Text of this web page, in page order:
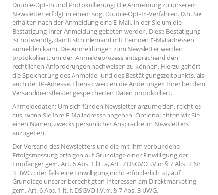
Double-Opt-In und Protokollierung: Die Anmeldung zu unserem
Newsletter erfolgt in einem sog. Double-Opt-In-Verfahren. D.h. Sie
erhalten nach der Anmeldung eine E-Mail, in der Sie um die
Bestätigung Ihrer Anmeldung gebeten werden. Diese Bestätigung
ist notwendig, damit sich niemand mit fremden E-Mailadressen
anmelden kann. Die Anmeldungen zum Newsletter werden
protokolliert, um den Anmeldeprozess entsprechend den
rechtlichen Anforderungen nachweisen zu können. Hierzu gehört
die Speicherung des Anmelde- und des Bestätigungszeitpunkts, als
auch der IP-Adresse. Ebenso werden die Änderungen Ihrer bei dem
Versanddienstleister gespeicherten Daten protokolliert.
Anmeldedaten: Um sich für den Newsletter anzumelden, reicht es
aus, wenn Sie Ihre E-Mailadresse angeben. Optional bitten wir Sie
einen Namen, zwecks persönlicher Ansprache im Newsletters
anzugeben.
Der Versand des Newsletters und die mit ihm verbundene
Erfolgsmessung erfolgen auf Grundlage einer Einwilligung der
Empfänger gem. Art. 6 Abs. 1 lit. a, Art. 7 DSGVO i.V.m § 7 Abs. 2 Nr.
3 UWG oder falls eine Einwilligung nicht erforderlich ist, auf
Grundlage unserer berechtigten Interessen am Direktmarketing
gem. Art. 6 Abs. 1 lt. f. DSGVO i.V.m. § 7 Abs. 3 UWG.